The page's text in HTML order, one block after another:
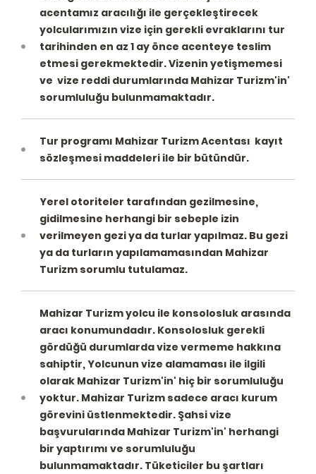
acentamız aracılığı ile gerçekleştirecek
yolcularımızın vize için gerekli evraklarını tur
tarihinden en az 1 ay önce acenteye teslim
etmesi gerekmektedir. Vizenin yetişmemesi
ve vize reddi durumlarında Mahizar Turizm'in'
sorumluluğu bulunmamaktadır.
Tur programı Mahizar Turizm Acentası kayıt
sözleşmesi maddeleri ile bir bütündür.
Yerel otoriteler tarafından gezilmesine,
gidilmesine herhangi bir sebeple izin
verilmeyen gezi ya da turlar yapılmaz. Bu gezi
ya da turların yapılamamasından Mahizar
Turizm sorumlu tutulamaz.
Mahizar Turizm yolcu ile konsolosluk arasında
aracı konumundadır. Konsolosluk gerekli
gördüğü durumlarda vize vermeme hakkına
sahiptir, Yolcunun vize alamaması ile ilgili
olarak Mahizar Turizm'in' hiç bir sorumluluğu
yoktur. Mahizar Turizm sadece aracı kurum
görevini üstlenmektedir. Şahsi vize
başvurularında Mahizar Turizm'in' herhangi
bir yaptırımı ve sorumluluğu
bulunmamaktadır. Tüketiciler bu şartları